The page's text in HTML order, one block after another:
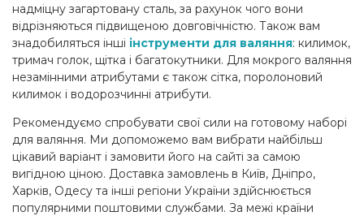
надміцну загартовану сталь, за рахунок чого вони
відрізняються підвищеною довговічністю. Також вам
знадобиляться інші інструменти для валяння: килимок,
тримач голок, щітка і багатокутники. Для мокрого валяння
незамінними атрибутами є також сітка, поролоновий
килимок і водорозчинні атрибути.
Рекомендуємо спробувати свої сили на готовому наборі
для валяння. Ми допоможемо вам вибрати найбільш
цікавий варіант і замовити його на сайті за самою
вигідною ціною. Доставка замовлень в Київ, Дніпро,
Харків, Одесу та інші регіони України здійснюється
популярними поштовими службами. За межі країни